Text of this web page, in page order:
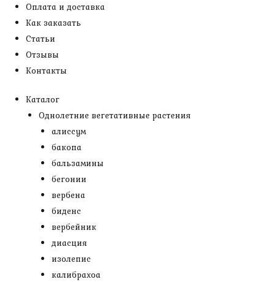
Оплата и доставка
Как заказать
Статьи
Отзывы
Контакты
Каталог
Однолетние вегетативные растения
алиссум
бакопа
бальзамины
бегонии
вербена
биденс
вербейник
диасция
изолепис
калибрахоа